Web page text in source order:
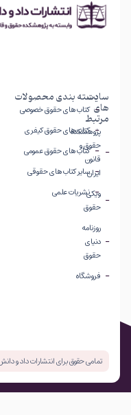
سایت
های
مرتبط
پژوهشکده
حقوق و
قانون
ایران
ویکی
حقوق
روزنامه
دنیای
حقوق
فروشگاه
دسته بندی محصولات
کتاب های حقوق خصوصی
کتاب های حقوق کیفری
کتاب های حقوق عمومی
سایر کتاب های حقوقی
نشریات علمی
تمامی حقوق برای انتشارات داد و